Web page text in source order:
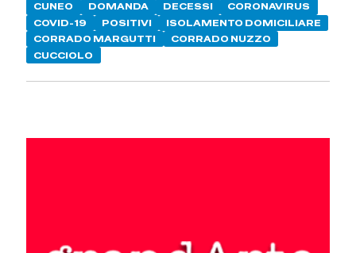
CUNEO DOMANDA DECESSI
CORONAVIRUS
COVID-19
POSITIVI
ISOLAMENTO DOMICILIARE
CORRADO MARGUTTI
CORRADO NUZZO
CUCCIOLO